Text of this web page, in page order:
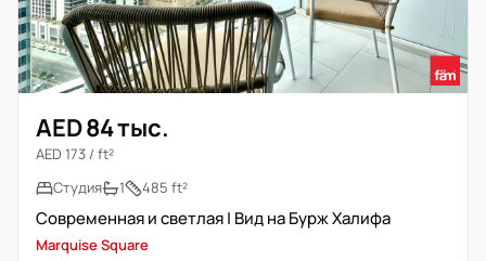
AED 84 тыс.
AED 173 / ft²
Студия
1 485 ft²
Современная и светлая | Вид на Бурж Халифа
Marquise Square